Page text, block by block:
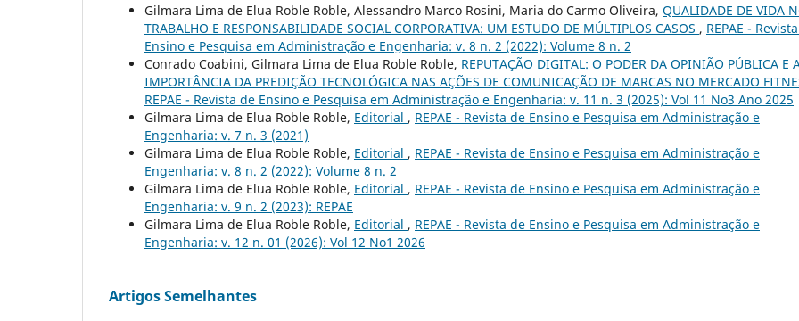
Gilmara Lima de Elua Roble Roble, Alessandro Marco Rosini, Maria do Carmo Oliveira, QUALIDADE DE VIDA
TRABALHO E RESPONSABILIDADE SOCIAL CORPORATIVA: UM ESTUDO DE MÚLTIPLOS CASOS , REPAE -
Ensino e Pesquisa em Administração e Engenharia: v. 8 n. 2 (2022): Volume 8 n. 2
Conrado Coabini, Gilmara Lima de Elua Roble Roble, REPUTAÇÃO DIGITAL: O PODER DA OPINIÃO PÚBLICA E
IMPORTÂNCIA DA PREDIÇÃO TECNOLÓGICA NAS AÇÕES DE COMUNICAÇÃO DE MARCAS NO MERCADO
REPAE - Revista de Ensino e Pesquisa em Administração e Engenharia: v. 11 n. 3 (2025): Vol 11 No3 Ano 2025
Gilmara Lima de Elua Roble Roble, Editorial , REPAE - Revista de Ensino e Pesquisa em Administração e
Engenharia: v. 7 n. 3 (2021)
Gilmara Lima de Elua Roble Roble, Editorial , REPAE - Revista de Ensino e Pesquisa em Administração e
Engenharia: v. 8 n. 2 (2022): Volume 8 n. 2
Gilmara Lima de Elua Roble Roble, Editorial , REPAE - Revista de Ensino e Pesquisa em Administração e
Engenharia: v. 9 n. 2 (2023): REPAE
Gilmara Lima de Elua Roble Roble, Editorial , REPAE - Revista de Ensino e Pesquisa em Administração e
Engenharia: v. 12 n. 01 (2026): Vol 12 No1 2026
Artigos Semelhantes